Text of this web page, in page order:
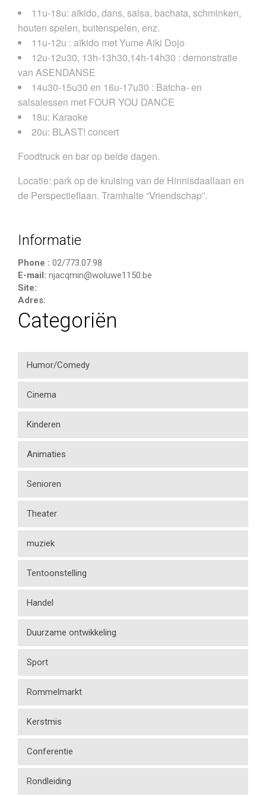
11u-18u: aïkido, dans, salsa, bachata, schminken,
houten spelen, buitenspelen, enz.
11u-12u : aïkido met Yume Aiki Dojo
12u-12u30, 13h-13h30,14h-14h30 : demonstratie
van ASENDANSE
14u30-15u30 en 16u-17u30 : Batcha- en
salsalessen met FOUR YOU DANCE
18u: Karaoke
20u: BLAST! concert
Foodtruck en bar op beide dagen.
Locatie: park op de kruising van de Hinnisdaallaan en
de Perspectieflaan. Tramhalte “Vriendschap”.
Informatie
Phone : 02/773.07.98
E-mail: njacqmin@woluwe1150.be
Site:
Adres:
Categoriën
Humor/Comedy
Cinema
Kinderen
Animaties
Senioren
Theater
muziek
Tentoonstelling
Handel
Duurzame ontwikkeling
Sport
Rommelmarkt
Kerstmis
Conferentie
Rondleiding